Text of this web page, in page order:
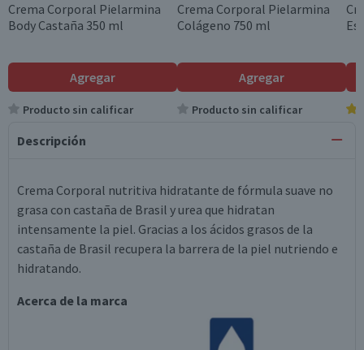
Crema Corporal Pielarmina
Body Castaña 350 ml
Agregar
Producto sin calificar
Crema Corporal Pielarmina
Colágeno 750 ml
Agregar
Producto sin calificar
Descripción
Crema Corporal nutritiva hidratante de fórmula suave no
grasa con castaña de Brasil y urea que hidratan
intensamente la piel. Gracias a los ácidos grasos de la
castaña de Brasil recupera la barrera de la piel nutriendo e
hidratando.
Acerca de la marca